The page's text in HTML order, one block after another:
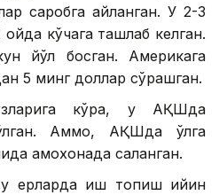
саробга айланган. У 2-3
кўчага ташлаб келган.
йўл босган. Америкага
5 минг доллар сўрашган.
кўра, у АҚШда
Аммо, АҚШда қўлга
қамоқхонада сақланган.
у ерларда иш топиш қийин